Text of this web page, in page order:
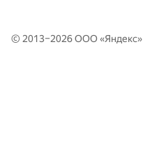
© 2013–2026 ООО «Яндекс»